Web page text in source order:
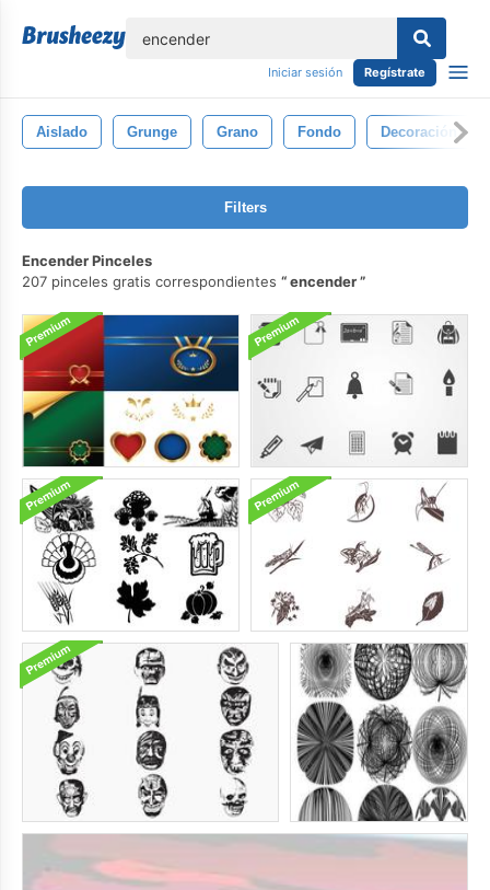
Iniciar sesión Regístrate
Aislado Grunge Grano Fondo Decoración
Filters
Encender Pinceles
207 pinceles gratis correspondientes
encender